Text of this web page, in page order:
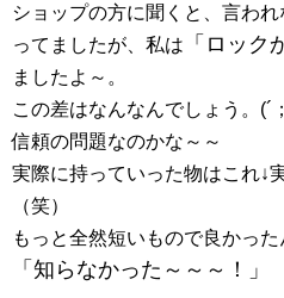
ショップの方に聞くと、言わ
ってましたが、私は
「ロック
ましたよ～。
この差はなんなんでしょう。(´
信頼の問題なのかな～～
実際に持っていった物はこれ↓
（笑）
もっと全然短いもので良かった
「知らなかった～～～！」